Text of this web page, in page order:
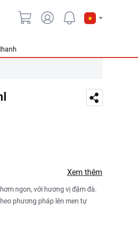
Xem thêm
ngon, với hương vị đậm đà.
phương pháp lên men tự